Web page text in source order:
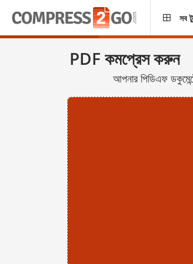
সব
PDF কমপ্রেস করুন
আপনার পিডিএফ